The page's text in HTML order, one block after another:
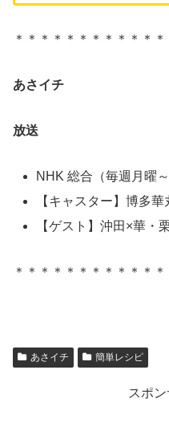
＊＊＊＊＊＊＊＊＊＊＊
あさイチ
放送
NHK 総合（毎週月曜
【キャスター】博多
【ゲスト】沖田×華・
＊＊＊＊＊＊＊＊＊＊＊
あさイチ 簡単レシピ
スポ